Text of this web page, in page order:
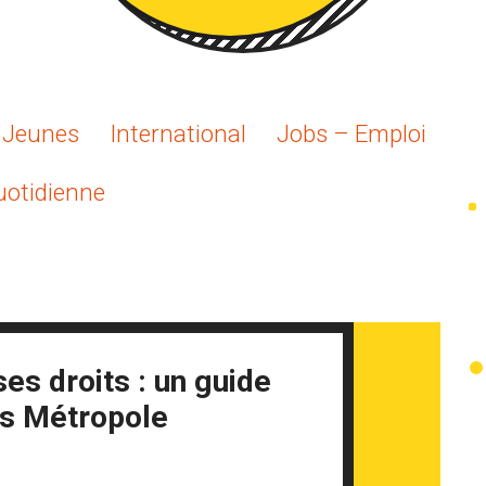
International Jobs – Emploi
droits : un guide
Métropole